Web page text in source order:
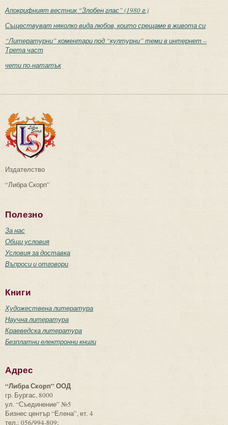
Апокрифният вестник “Злобен глас” (1980 г.)
Съществуват няколко вида любов, които срещаме в живота си
“Литературни” коментари под “културни” теми в интернет –
Трета част
чети по-нататък
Издателство
“Либра Скорп”
Полезно
За нас
Общи условия
Условия за доставка
Въпроси и отговори
Книги
Художествена литература
Научна литература
Краеведска литература
Безплатни електронни книги
Адрес
“Либра Скорп” ООД
гр. Бургас, 8000
ул. “Съединение” №5
Бизнес център “Елена”, ет. 4
тел.: 056/994-809;